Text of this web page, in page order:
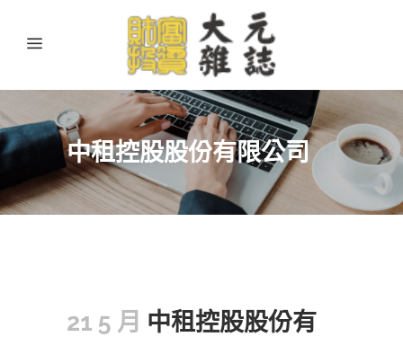
中租控股股份有限公司
21 5 月 中租控股股份有